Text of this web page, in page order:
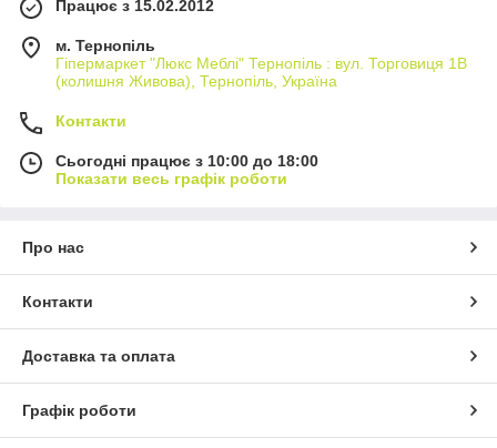
Працює з 15.02.2012
м. Тернопіль
Гіпермаркет "Люкс Меблі" Тернопіль : вул. Торговиця 1В
(колишня Живова), Тернопіль, Україна
Контакти
Сьогодні працює з 10:00 до 18:00
Показати весь графік роботи
Про нас
Контакти
Доставка та оплата
Графік роботи